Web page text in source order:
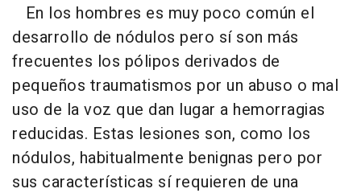
En los hombres es muy poco común el
desarrollo de nódulos pero sí son más
frecuentes los pólipos derivados de
pequeños traumatismos por un abuso o mal
uso de la voz que dan lugar a hemorragias
reducidas. Estas lesiones son, como los
nódulos, habitualmente benignas pero por
sus características sí requieren de una